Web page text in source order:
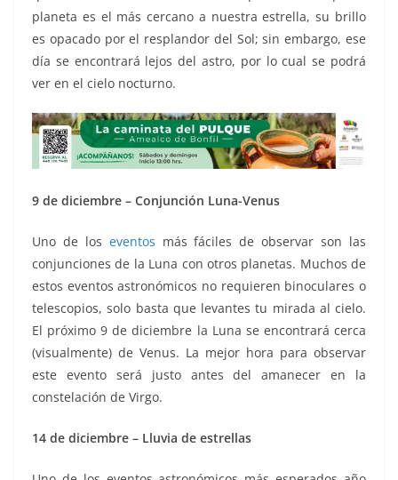
planeta es el más cercano a nuestra estrella, su brillo
es opacado por el resplandor del Sol; sin embargo, ese
día se encontrará lejos del astro, por lo cual se podrá
ver en el cielo nocturno.
9 de diciembre – Conjunción Luna-Venus
Uno de los eventos más fáciles de observar son las
conjunciones de la Luna con otros planetas. Muchos de
estos eventos astronómicos no requieren binoculares o
telescopios, solo basta que levantes tu mirada al cielo.
El próximo 9 de diciembre la Luna se encontrará cerca
(visualmente) de Venus. La mejor hora para observar
este evento será justo antes del amanecer en la
constelación de Virgo.
14 de diciembre – Lluvia de estrellas